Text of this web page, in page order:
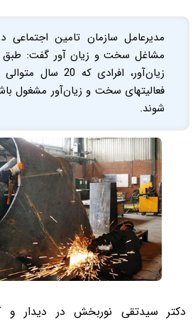
مدیرعامل سازمان تامین اجتماعی
مشاغل سخت و زیان آور گفت:
فعالیتهای سخت و زیان‌آور مشغول
شوند.
دکتر سیدتقی نوربخش در دیدار و